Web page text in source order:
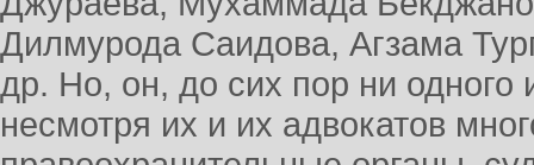
Дилмурода Саидова, Агзама
др. Но, он, до сих пор ни одного
несмотря их и их адвокатов